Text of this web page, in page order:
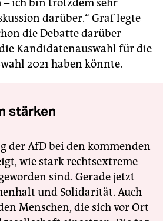
– ich bin trotzdem sehr
darüber.“ Graf legte
die Debatte darüber
Kandidatenauswahl für die
2021 haben könnte.
stärken
der AfD bei den kommenden
wie stark rechtsextreme
sind. Gerade jetzt
und Solidarität. Auch
Menschen, die sich vor Ort